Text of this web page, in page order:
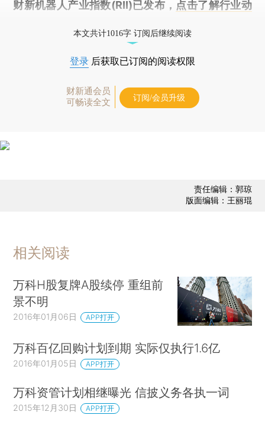
财新机器人产业指数(RII)已发布， 点击了解行业动
本文共计1016字 订阅后继续阅读
登录 后获取已订阅的阅读权限
财新通会员
可畅读全文
订阅/会员升级
责任编辑：郭琼
版面编辑：王丽琨
相关阅读
万科H股复牌A股续停 重组前
景不明
2016年01月06日 APP打开
万科百亿回购计划到期 实际仅执行1.6亿
2016年01月05日 APP打开
万科资管计划相继曝光 信披义务各执一词
2015年12月30日 APP打开